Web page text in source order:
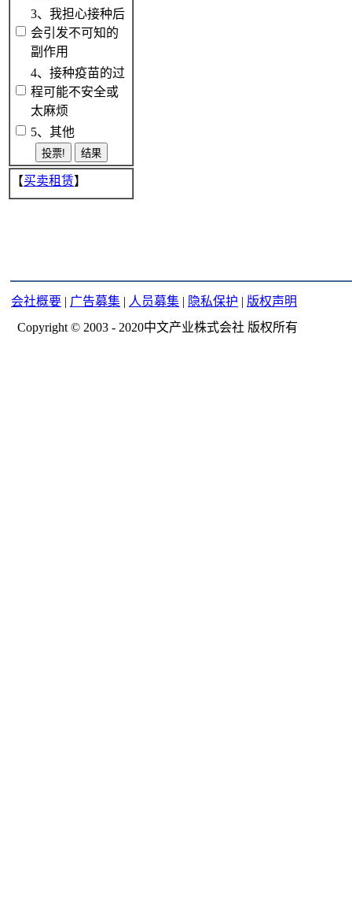
3、我担心接种后
会引发不可知的
副作用
4、接种疫苗的过
程可能不安全或
太麻烦
5、其他
【买卖租赁】
会社概要 | 广告募集 | 人员募集 | 隐私保护 | 版权声明
Copyright © 2003 - 2020中文产业株式会社 版权所有